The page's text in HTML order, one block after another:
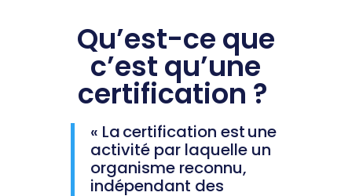
Qu’est-ce que
c’est qu’une
certification ?
« La certification est une
activité par laquelle un
organisme reconnu,
indépendant des